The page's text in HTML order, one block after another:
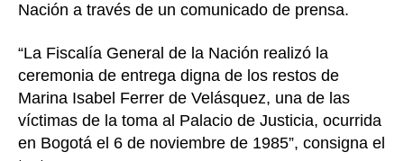
Nación a través de un comunicado de prensa.
“La Fiscalía General de la Nación realizó la
ceremonia de entrega digna de los restos de
Marina Isabel Ferrer de Velásquez, una de las
víctimas de la toma al Palacio de Justicia, ocurrida
en Bogotá el 6 de noviembre de 1985”, consigna el